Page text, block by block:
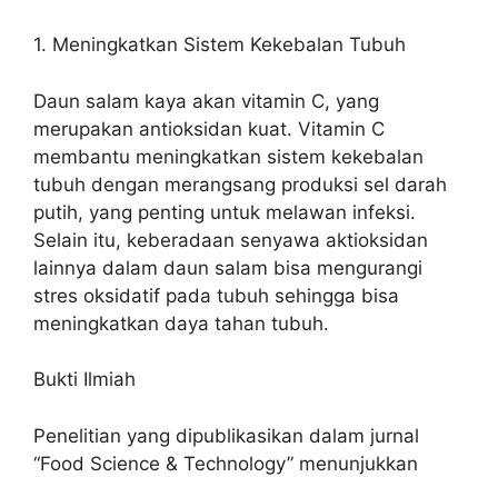
1. Meningkatkan Sistem Kekebalan Tubuh
Daun salam kaya akan vitamin C, yang
merupakan antioksidan kuat. Vitamin C
membantu meningkatkan sistem kekebalan
tubuh dengan merangsang produksi sel darah
putih, yang penting untuk melawan infeksi.
Selain itu, keberadaan senyawa aktioksidan
lainnya dalam daun salam bisa mengurangi
stres oksidatif pada tubuh sehingga bisa
meningkatkan daya tahan tubuh.
Bukti Ilmiah
Penelitian yang dipublikasikan dalam jurnal
“Food Science & Technology” menunjukkan